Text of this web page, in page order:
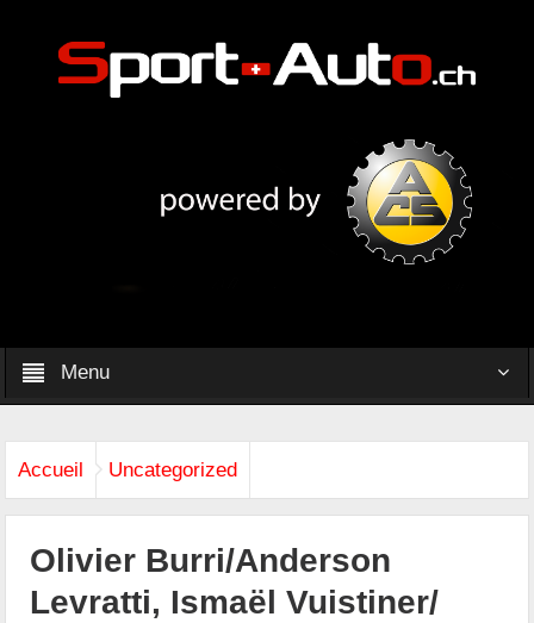
Menu
Accueil Uncategorized
Olivier Burri/Anderson
Levratti, Ismaël Vuistiner/